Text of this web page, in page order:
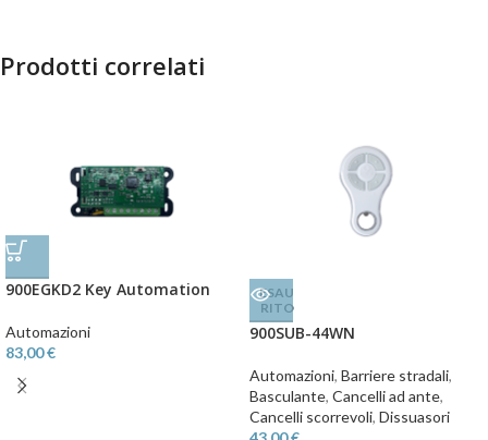
Prodotti correlati
900EGKD2 Key Automation
Automazioni
83,00€
ESAU
RITO
900SUB-44WN
Automazioni, Barriere stradali,
Basculante, Cancelli ad ante,
Cancelli scorrevoli, Dissuasori